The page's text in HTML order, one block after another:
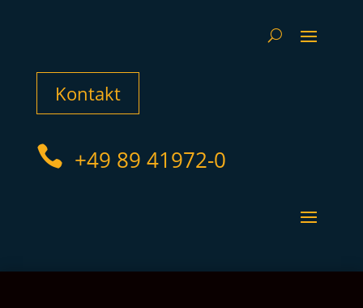
Kontakt
 +49 89 41972-0